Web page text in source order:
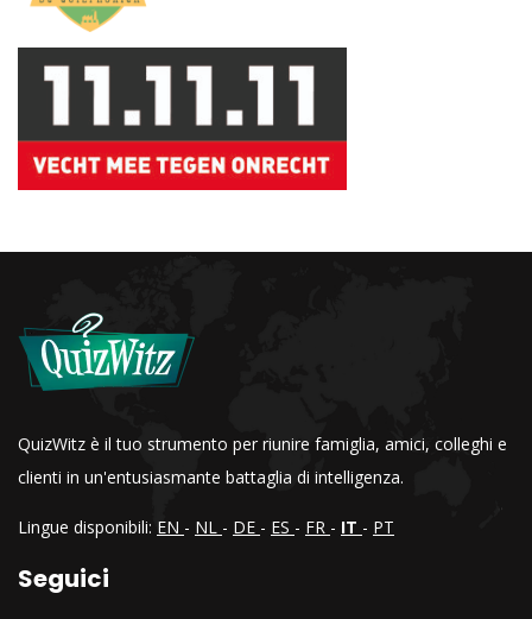
QuizWitz è il tuo strumento per riunire famiglia, amici, colleghi e
clienti in un'entusiasmante battaglia di intelligenza.
Lingue disponibili: EN - NL - DE - ES - FR - IT - PT
Seguici